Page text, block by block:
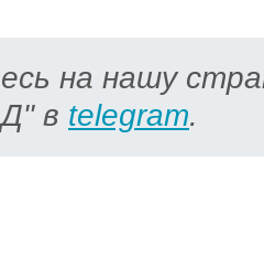
на нашу
в telegram.